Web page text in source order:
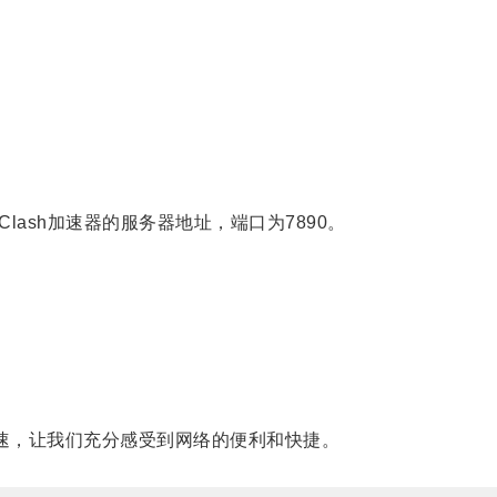
加速器的服务器地址，端口为7890。
让我们充分感受到网络的便利和快捷。